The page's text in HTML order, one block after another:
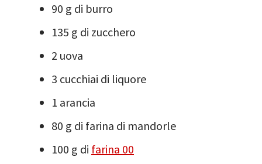
90 g di burro
135 g di zucchero
2 uova
3 cucchiai di liquore
1 arancia
80 g di farina di mandorle
100 g di farina 00